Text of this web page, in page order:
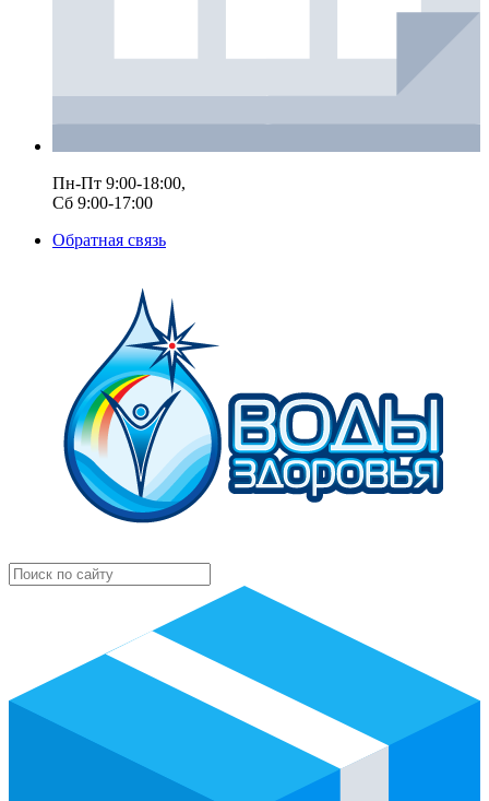
Пн-Пт 9:00-18:00,
Сб 9:00-17:00
Обратная связь